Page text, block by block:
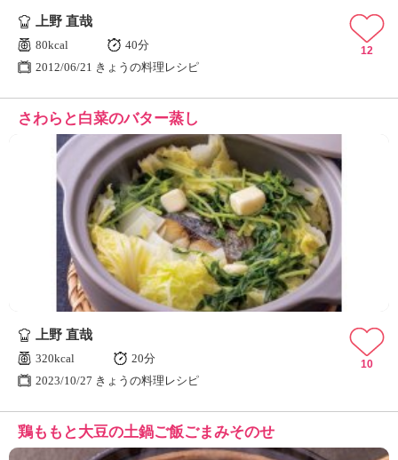
上野 直哉
80kcal
40分
2012/06/21 きょうの料理レシピ
12
さわらと白菜のバター蒸し
上野 直哉
320kcal
20分
2023/10/27 きょうの料理レシピ
10
鶏ももと大豆の土鍋ご飯ごまみそのせ